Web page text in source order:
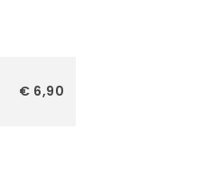
€ 6,90